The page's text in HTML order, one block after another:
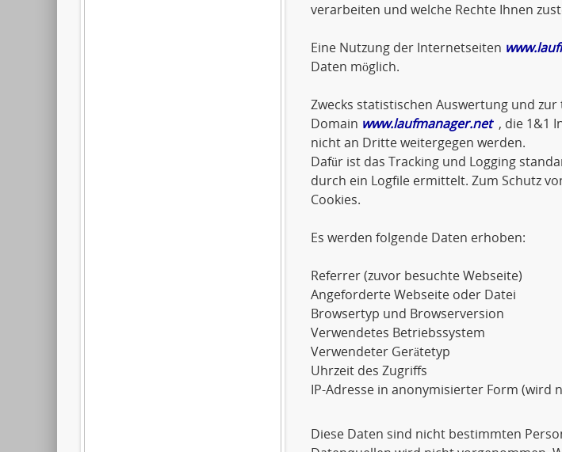
verarbeiten und welche Rechte Ihnen
Eine Nutzung der Internetseiten
Daten möglich.
Zwecks statistischen Auswertung und
Domain www.laufmanager.net, die 1&1
nicht an Dritte weitergegen werden.
Dafür ist das Tracking und Logging
durch ein Logfile ermittelt. Zum Schutz
Cookies.
Es werden folgende Daten erhoben:
Referrer (zuvor besuchte Webseite)
Angeforderte Webseite oder Datei
Browsertyp und Browserversion
Verwendetes Betriebssystem
Verwendeter Gerätetyp
Uhrzeit des Zugriffs
IP-Adresse in anonymisierter Form (wird
Diese Daten sind nicht bestimmten